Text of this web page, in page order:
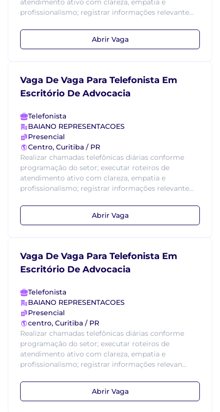
atendimento ativo com clareza, empatia e
profissionalismo; registrar informações relevante...
Abrir Vaga
Vaga De Vaga Para Telefonista Em
Escritório De Advocacia
Telefonista
BAIANO REPRESENTACOES
Presencial
Centro, Curitiba / PR
Realizar chamadas telefônicas diárias conforme
programação do setor; executar roteiros de
atendimento ativo com clareza, empatia e
profissionalismo; registrar informações relevante...
Abrir Vaga
Vaga De Vaga Para Telefonista Em
Escritório De Advocacia
Telefonista
BAIANO REPRESENTACOES
Presencial
centro, Curitiba / PR
Realizar chamadas telefônicas diárias conforme
programação do setor; executar roteiros de
atendimento ativo com clareza, empatia e
profissionalismo; registrar informações relevan...
Abrir Vaga